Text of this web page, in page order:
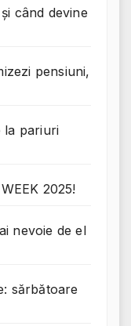
când devine
pensiuni,
la pariuri
2025!
nevoie de el
sărbătoare